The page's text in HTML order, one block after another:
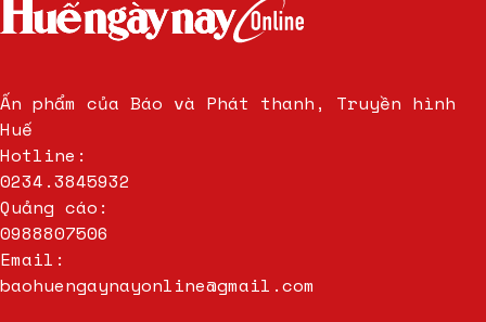
Ấn phẩm của Báo và Phát thanh, Truyền hình
Huế
Hotline:
0234.3845932
Quảng cáo:
0988807506
Email:
baohuengaynayonline@gmail.com